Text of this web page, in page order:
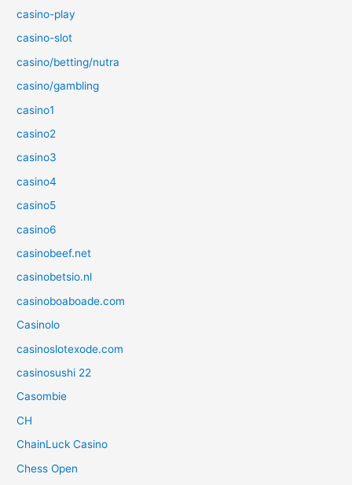
casino-play
casino-slot
casino/betting/nutra
casino/gambling
casino1
casino2
casino3
casino4
casino5
casino6
casinobeef.net
casinobetsio.nl
casinoboaboade.com
Casinolo
casinoslotexode.com
casinosushi 22
Casombie
CH
ChainLuck Casino
Chess Open